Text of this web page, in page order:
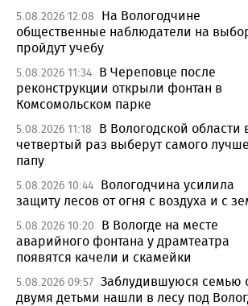
5.08.2026 12:08
На Вологодчине
общественные наблюдатели на
пройдут учебу
5.08.2026 11:34 В Череповце после
реконструкции открыли фонтан в
Комсомольском парке
5.08.2026 11:18
В Вологодской области
четвертый раз выберут самого
папу
5.08.2026 10:44 Вологодчина усилила
защиту лесов от огня с воздуха и с
5.08.2026 10:20
В Вологде на месте
аварийного фонтана у драмтеатра
появятся качели и скамейки
5.08.2026 09:57 Заблудившуюся семью
двумя детьми нашли в лесу под